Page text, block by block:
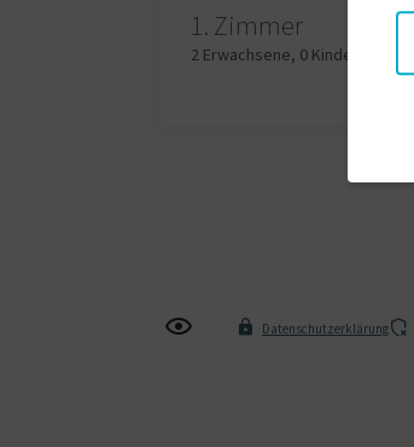
1. Zimmer
2 Erwachsene, 0 Kinder
Datenschutzerklärung